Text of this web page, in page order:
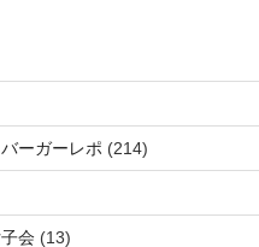
ーガーレポ (214)
会(13)